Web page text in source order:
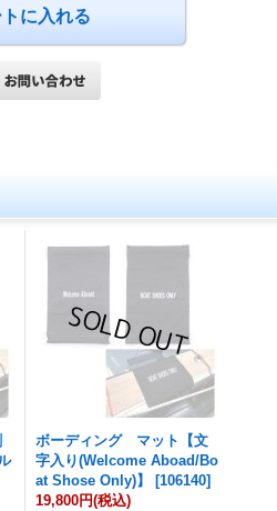
ボーディング マット【文
字入り(Welcome Aboad/Bo
at Shose Only)】
[106140]
19,800円(税込)